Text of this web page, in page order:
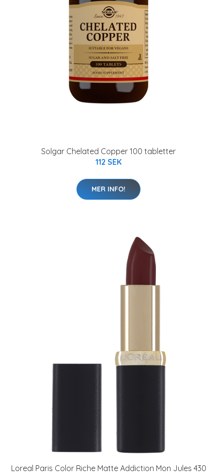
Solgar Chelated Copper 100 tabletter
112 SEK
MER INFO!
Loreal Paris Color Riche Matte Addiction Mon Jules 430